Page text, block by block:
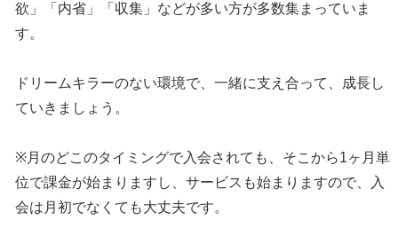
欲」「内省」「収集」などが多い方が多数集まっていま
す。
ドリームキラーのない環境で、一緒に支え合って、成長し
ていきましょう。
※月のどこのタイミングで入会されても、そこから1ヶ月単
位で課金が始まりますし、サービスも始まりますので、入
会は月初でなくても大丈夫です。